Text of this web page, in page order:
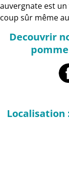
auvergnate est
coup sûr même
Decouvrir